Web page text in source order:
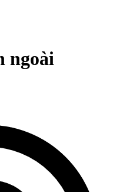
ngoài